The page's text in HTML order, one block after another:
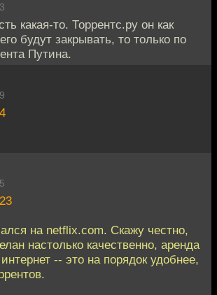
какая-то. Торрентс.ру он как
будут закрывать, то только по
Путина.
на netflix.com. Скажу честно,
настолько качественно, аренда
-- это на порядок удобнее,